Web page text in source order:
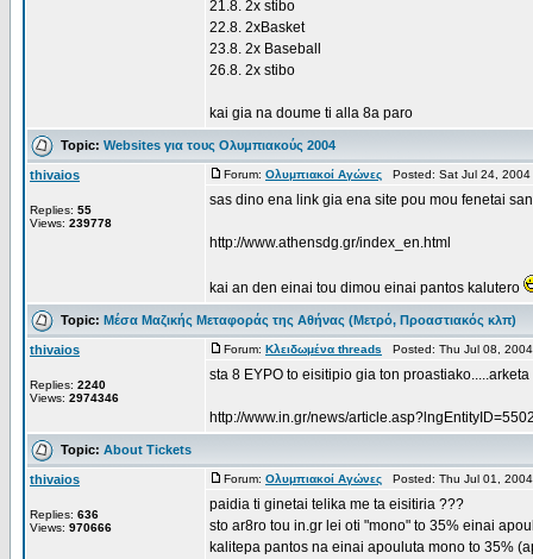
21.8. 2x stibo
22.8. 2xBasket
23.8. 2x Baseball
26.8. 2x stibo
kai gia na doume ti alla 8a paro
Topic: Websites για τους Ολυμπιακούς 2004
thivaios
Replies: 55
Views: 239778
Forum: Ολυμπιακοί Αγώνες Posted: Sat Jul 24,
sas dino ena link gia ena site pou mou fenetai
http://www.athensdg.gr/index_en.html
kai an den einai tou dimou einai pantos kalutero
Topic: Μέσα Μαζικής Μεταφοράς της Αθήνας (Μετρό, Προαστιακός κλπ)
thivaios
Replies: 2240
Views: 2974346
Forum: Κλειδωμένα threads Posted: Thu Jul 08,
sta 8 EYPO to eisitipio gia ton
http://www.in.gr/news/
Topic: About Tickets
thivaios
Replies: 636
Views: 970666
Forum: Ολυμπιακοί Αγώνες Posted: Thu Jul 01,
paidia ti ginetai telika me ta eisitiria ???
sto ar8ro tou in.gr lei oti "mono" to 35% einai
kalitepa pantos na einai apouluta mono to 35%